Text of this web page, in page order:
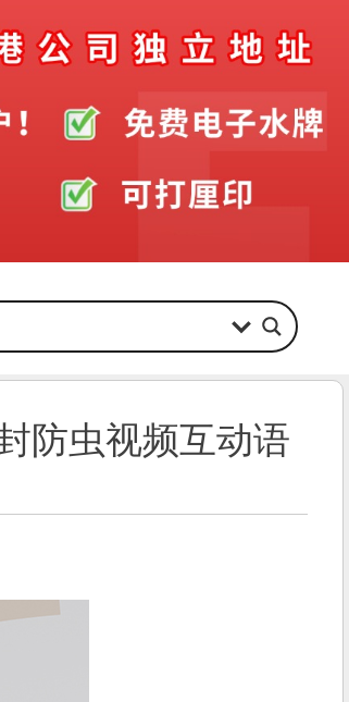
防虫视频互动语